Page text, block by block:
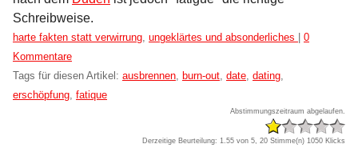
Schreibweise.
Kategorien:
harte fakten statt verwirrung, ungeklärtes und absonderliches
0
Kommentare
Tags für diesen Artikel: ausbrennen, burn-out, date, dating,
erschöpfung, fatique
Abstimmungszeitraum abgelaufen.
Derzeitige Beurteilung: 1.55 von 5, 20 Stimme(n) 1050 Klicks